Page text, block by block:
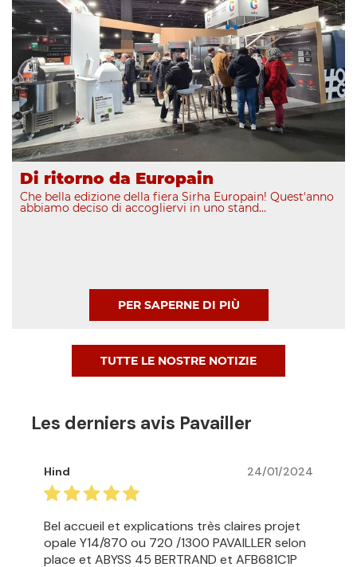
Di ritorno da Europain
Che bella edizione della fiera Sirha Europain! Quest'anno
abbiamo deciso di accogliervi in uno stand...
PER SAPERNE DI PIÙ
TUTTE LE NOSTRE NOTIZIE